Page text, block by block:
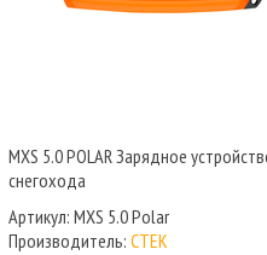
В корзину
MXS 5.0 POLAR Зарядное
снегохода
Артикул: MXS 5.0 Polar
Производитель: CTEK